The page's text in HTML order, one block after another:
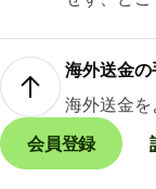
海外送金
海外送金を
会員登録